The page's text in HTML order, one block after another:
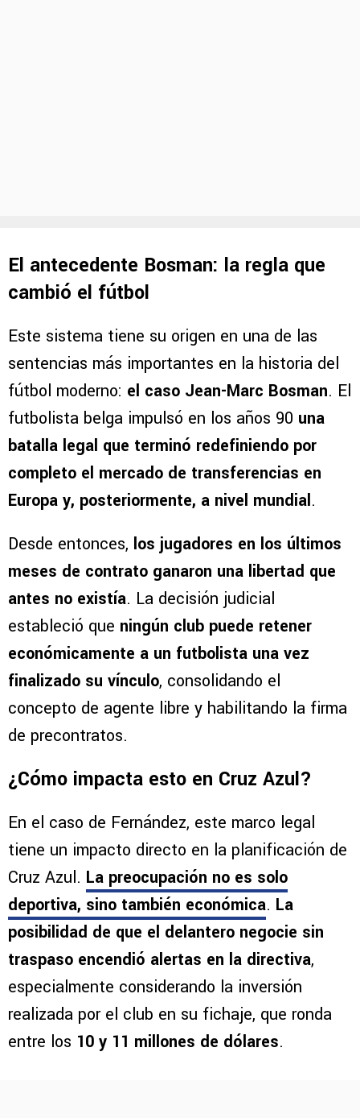
El antecedente Bosman: la regla que
cambió el fútbol
Este sistema tiene su origen en una de las
sentencias más importantes en la historia del
fútbol moderno: el caso Jean-Marc Bosman. El
futbolista belga impulsó en los años 90 una
batalla legal que terminó redefiniendo por
completo el mercado de transferencias en
Europa y, posteriormente, a nivel mundial.
Desde entonces, los jugadores en los últimos
meses de contrato ganaron una libertad que
antes no existía. La decisión judicial
estableció que ningún club puede retener
económicamente a un futbolista una vez
finalizado su vínculo, consolidando el
concepto de agente libre y habilitando la firma
de precontratos.
¿Cómo impacta esto en Cruz Azul?
En el caso de Fernández, este marco legal
tiene un impacto directo en la planificación de
Cruz Azul. La preocupación no es solo
deportiva, sino también económica. La
posibilidad de que el delantero negocie sin
traspaso encendió alertas en la directiva,
especialmente considerando la inversión
realizada por el club en su fichaje, que ronda
entre los 10 y 11 millones de dólares.